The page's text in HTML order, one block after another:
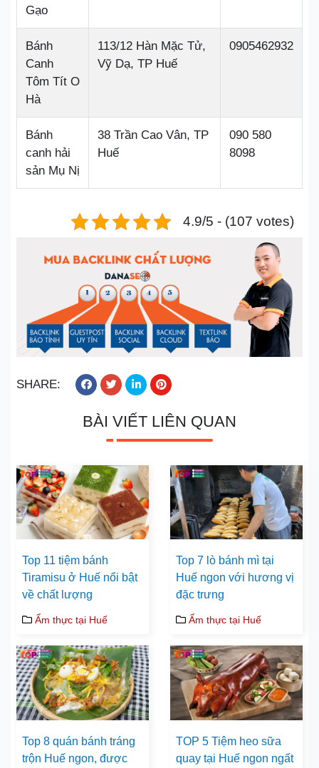
Gạo
Bánh
Canh
Tôm Tít O
Hà
113/12 Hàn Mặc Tử,
Vỹ Dạ, TP Huế
0905462932
Bánh
canh hải
sản Mụ Nị
38 Trần Cao Vân, TP
Huế
090 580
8098
4.9/5 - (107 votes)
SHARE:
BÀI VIẾT LIÊN QUAN
Top 11 tiệm bánh
Tiramisu ở Huế nổi bật
về chất lượng
Ẩm thực tại Huế
Top 7 lò bánh mì tại
Huế ngon với hương vị
đặc trưng
Ẩm thực tại Huế
Top 8 quán bánh tráng
trộn Huế ngon, được
TOP 5 Tiệm heo sữa
quay tại Huế ngon ngất